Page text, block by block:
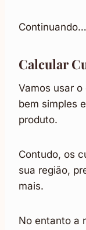
Continuando…
Calcular
Vamos usar
bem simples
produto.
Contudo, os
sua região,
mais.
No entanto a